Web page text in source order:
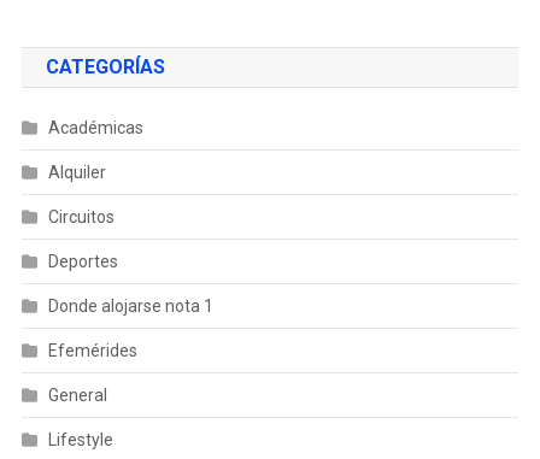
CATEGORÍAS
Académicas
Alquiler
Circuitos
Deportes
Donde alojarse nota 1
Efemérides
General
Lifestyle